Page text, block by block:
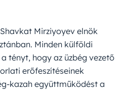
Mirziyoyev elnök
Minden külföldi
tényt, hogy az üzbég vezető
erőfeszítéseinek
kazah együttműködést a